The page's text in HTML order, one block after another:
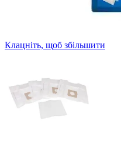
Клацніть, щоб збільшити